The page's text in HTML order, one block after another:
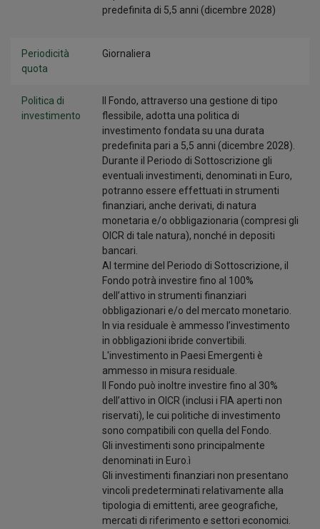
predefinita di 5,5 anni (dicembre 2028)
Periodicità
quota
Giornaliera
Politica di
investimento
Il Fondo, attraverso una gestione di tipo
flessibile, adotta una politica di
investimento fondata su una durata
predefinita pari a 5,5 anni (dicembre 2028).
Durante il Periodo di Sottoscrizione gli
eventuali investimenti, denominati in Euro,
potranno essere effettuati in strumenti
finanziari, anche derivati, di natura
monetaria e/o obbligazionaria (compresi gli
OICR di tale natura), nonché in depositi
bancari.
Al termine del Periodo di Sottoscrizione, il
Fondo potrà investire fino al 100%
dell’attivo in strumenti finanziari
obbligazionari e/o del mercato monetario.
In via residuale è ammesso l’investimento
in obbligazioni ibride convertibili.
L'investimento in Paesi Emergenti è
ammesso in misura residuale.
Il Fondo può inoltre investire fino al 30%
dell’attivo in OICR (inclusi i FIA aperti non
riservati), le cui politiche di investimento
sono compatibili con quella del Fondo.
Gli investimenti sono principalmente
denominati in Euro.ì
Gli investimenti finanziari non presentano
vincoli predeterminati relativamente alla
tipologia di emittenti, aree geografiche,
mercati di riferimento e settori economici.